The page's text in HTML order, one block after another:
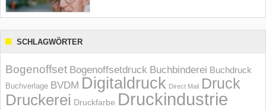
SCHLAGWÖRTER
Bogenoffset Bogenoffsetdruck Buchbinderei Buchdruck
Buchverlage BVDM Digitaldruck Direct Mail Druck
Druckerei Druckfarbe Druckindustrie